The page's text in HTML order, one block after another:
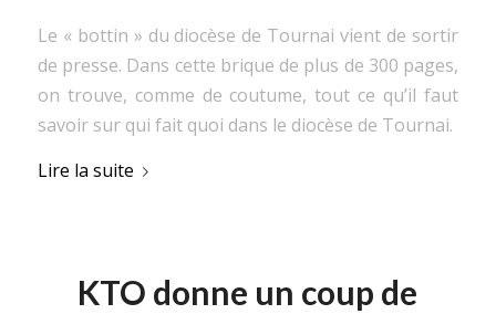
Le « bottin » du diocèse de Tournai vient de sortir
de presse. Dans cette brique de plus de 300 pages,
on trouve, comme de coutume, tout ce qu’il faut
savoir sur qui fait quoi dans le diocèse de Tournai.
Lire la suite
KTO donne un coup de